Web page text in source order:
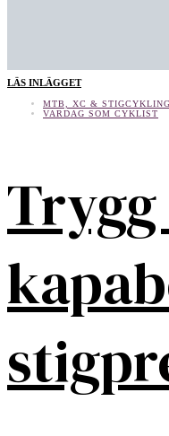
LÄS INLÄGGET
MTB, XC & STIGCYKLING
VARDAG SOM CYKLIST